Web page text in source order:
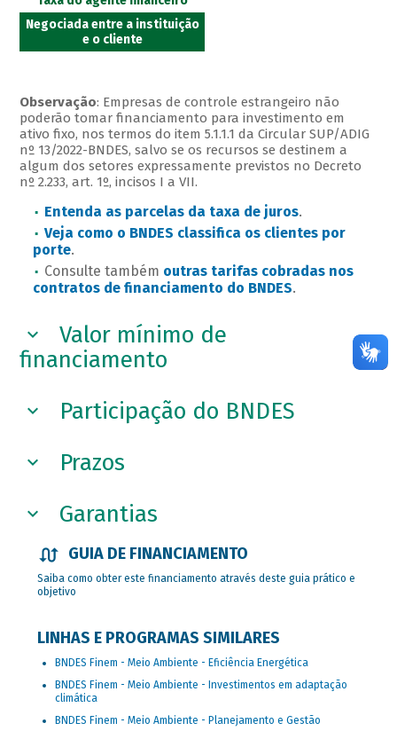
Negociada entre a instituição
e o cliente
Observação: Empresas de controle estrangeiro não
poderão tomar financiamento para investimento em
ativo fixo, nos termos do item 5.1.1.1 da Circular SUP/ADIG
nº 13/2022-BNDES, salvo se os recursos se destinem a
algum dos setores expressamente previstos no Decreto
nº 2.233, art. 1º, incisos I a VII.
Entenda as parcelas da taxa de juros.
Veja como o BNDES classifica os clientes por
porte.
Consulte também outras tarifas cobradas nos
contratos de financiamento do BNDES.
Valor mínimo de
financiamento
Participação do BNDES
Prazos
Garantias
GUIA DE FINANCIAMENTO
Saiba como obter este financiamento através deste guia prático e
objetivo
LINHAS E PROGRAMAS SIMILARES
BNDES Finem - Meio Ambiente - Eficiência Energética
BNDES Finem - Meio Ambiente - Investimentos em adaptação
climática
BNDES Finem - Meio Ambiente - Planejamento e Gestão